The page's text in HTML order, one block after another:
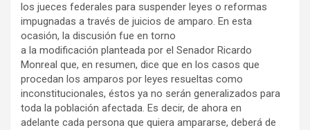
los jueces federales para suspender leyes o reformas
impugnadas a través de juicios de amparo. En esta
ocasión, la discusión fue en torno
a la modificación planteada por el Senador Ricardo
Monreal que, en resumen, dice que en los casos que
procedan los amparos por leyes resueltas como
inconstitucionales, éstos ya no serán generalizados para
toda la población afectada. Es decir, de ahora en
adelante cada persona que quiera ampararse, deberá de